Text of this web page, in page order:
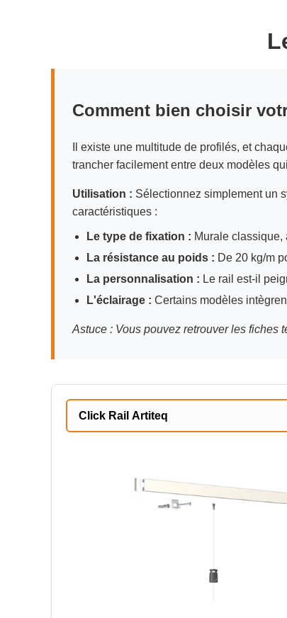
Comment bien choisir
Il existe une multitude de profilés, et
trancher facilement entre deux modèles
Utilisation : Sélectionnez simplement un
caractéristiques :
Le type de fixation : Murale classique,
La résistance au poids : De 20 kg/m
La personnalisation : Le rail est-il
L'éclairage : Certains modèles
Astuce : Vous pouvez retrouver les fiches